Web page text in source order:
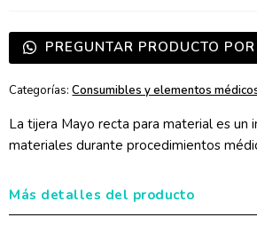
PREGUNTAR PRODUCTO
Categorías:Consumibles y elementos
La tijera Mayo recta para material es un
materiales durante procedimientos
Más detalles del producto